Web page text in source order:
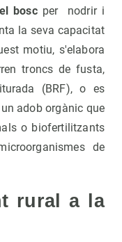
boscper nodrir i
la seva capacitat
motiu, s'elabora
troncs de fusta,
(BRF), o es
adob orgànic que
o biofertilitzants
de
rural a la